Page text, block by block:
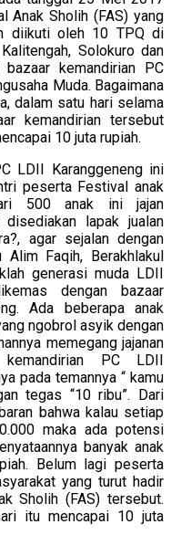
Anak Sholih (FAS) yang
diikuti oleh 10 TPQ di
Solokuro dan
bazaar kemandirian PC
Muda. Bagaimana
dalam satu hari selama
kemandirian tersebut
10 juta rupiah.
LDII Karanggeneng ini
peserta Festival anak
500 anak ini jajan
lapak jualan
agar sejalan dengan
Faqih, Berakhlakul
generasi muda LDII
dengan bazaar
Ada beberapa anak
ngobrol asyik dengan
memegang jajanan
PC LDII
pada temannya “ kamu
tegas “10 ribu”. Dari
bahwa kalau setiap
maka ada potensi
banyak anak
Belum lagi peserta
yang turut hadir
Sholih (FAS) tersebut.
itu mencapai 10 juta